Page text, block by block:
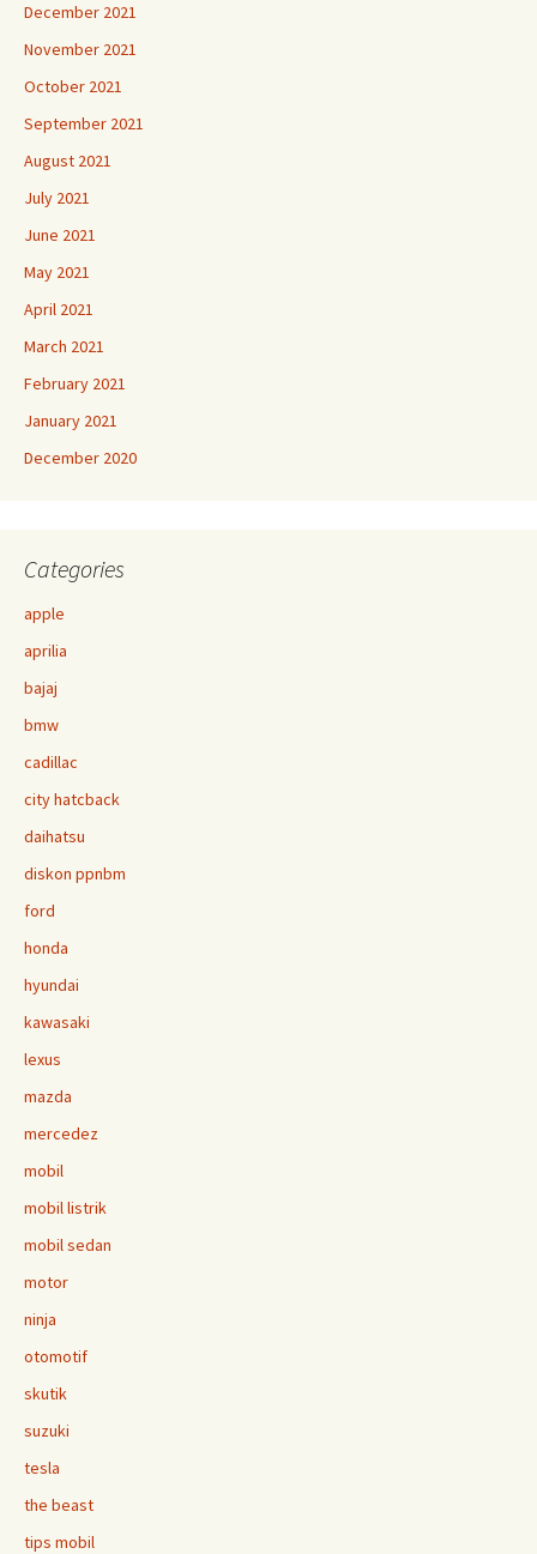
December 2021
November 2021
October 2021
September 2021
August 2021
July 2021
June 2021
May 2021
April 2021
March 2021
February 2021
January 2021
December 2020
Categories
apple
aprilia
bajaj
bmw
cadillac
city hatcback
daihatsu
diskon ppnbm
ford
honda
hyundai
kawasaki
lexus
mazda
mercedez
mobil
mobil listrik
mobil sedan
motor
ninja
otomotif
skutik
suzuki
tesla
the beast
tips mobil